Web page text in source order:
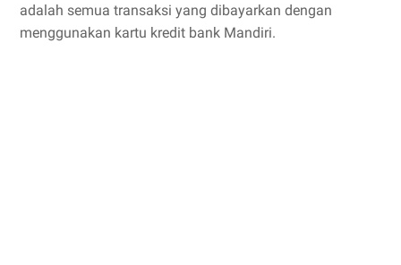
adalah semua transaksi yang dibayarkan dengan
menggunakan kartu kredit bank Mandiri.